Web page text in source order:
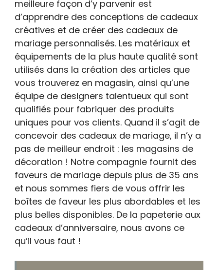
meilleure façon d’y parvenir est
d’apprendre des conceptions de cadeaux
créatives et de créer des cadeaux de
mariage personnalisés. Les matériaux et
équipements de la plus haute qualité sont
utilisés dans la création des articles que
vous trouverez en magasin, ainsi qu’une
équipe de designers talentueux qui sont
qualifiés pour fabriquer des produits
uniques pour vos clients. Quand il s’agit de
concevoir des cadeaux de mariage, il n’y a
pas de meilleur endroit : les magasins de
décoration ! Notre compagnie fournit des
faveurs de mariage depuis plus de 35 ans
et nous sommes fiers de vous offrir les
boîtes de faveur les plus abordables et les
plus belles disponibles. De la papeterie aux
cadeaux d’anniversaire, nous avons ce
qu’il vous faut !